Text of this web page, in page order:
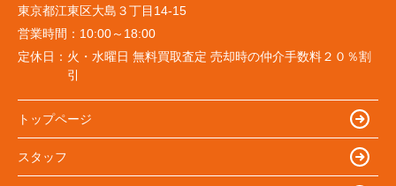
東京都江東区大島３丁目14-15
営業時間： 10:00～18:00
定休日： 火・水曜日 無料買取査定 売却時の仲介手数料２０％割
引
トップページ
スタッフ